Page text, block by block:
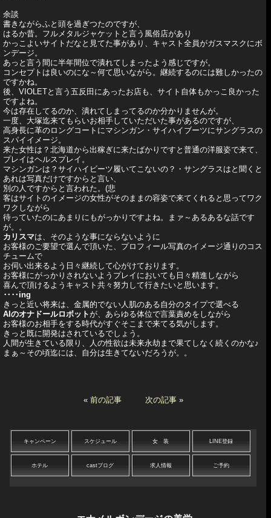
余談
書きながらふと頭を過ぎつたのですが、
はるか昔。フルメタルジャケットと言う風俗店があり
かっこよいサイトだなと見てた事があり、キャスト全員がガスマスクにボ
ンデージ。
あっと言う間に半年間位で潰れてしまったよう感じですが。
コンセプトは良いのにな～何て思いながら。継続するのには難しかったの
ですかね。
後、VIOLETと言う五反田にあったお店も、サイト自体もかっこ良かった
ですよね。
今は存在してるのか、潰れてしまってるのか分かりませんが。
一度、大塚迄来てもらいお相手していただいた事があるのですが、
高身長に革のロングコートにマシンガン・サイハイブーツにサングラスの
スパイイメージ。
来た女性は？北海道から出稼ぎに来たばかりですと普通の洋服姿で来て、
プレイはヘルスプレイ。
マシンガンは？サイハイビーツ履いてこないの？・サングラスはと聞くと
あれは写真だけですからと言い、
別の人ですからと言われた。(悲
客はサイトのイメージの女性がそのままの容姿で来てくれると思ってワク
ワクしながら
待っていたのにあまりにもがっかりですよね。まァ～あるあるな話です
が。。
カリスマは、そのような事にならないように
お客様のご要望で選んで頂いた、プロフィール写真のイメージ通りのコス
チュームで
お伺い出来るよう日々継続して心がけております。
お客様にがっかりされないようプレイにおいても日々精進しながら
喜んで頂けるようキャスト共々努力して行きたいと思います。
‥‥ing
きっと近い将来は、金属的でない人肌のある自分のタイプで選べる
AIのオナドールロボットが、あらゆる体位で言葉責めをしながら
お客様のお相手をする時代がすぐそこまで来てる気がします。
きっと既に開発はされているでしょう。
人間が生きている限り、人の性欲は未来永劫まで果てしなく続くのかな♪
まぁ～その頃迄には、自分は生きてないだろうが。。
« 前の記事 次の記事»
キャンペーン スケジュール 女 装 LINE登録
ホテル castブログ 求人情報 ご予約